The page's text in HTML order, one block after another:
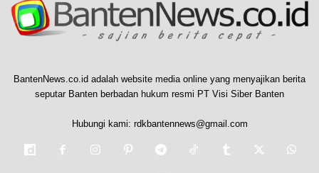
BantenNews.co.id adalah website media online yang menyajikan berita
seputar Banten berbadan hukum resmi PT Visi Siber Banten
Hubungi kami: rdkbantennews@gmail.com